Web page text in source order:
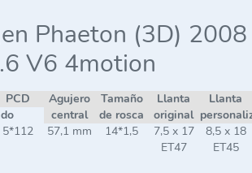
Phaeton (3D) 2008
V6 4motion
PCD
Agujero
central
Tamaño
de rosca
Llanta
original
Llanta
5*112 57,1 mm 14*1,5
7,5 x 17
ET47
8,5 x 18
ET45